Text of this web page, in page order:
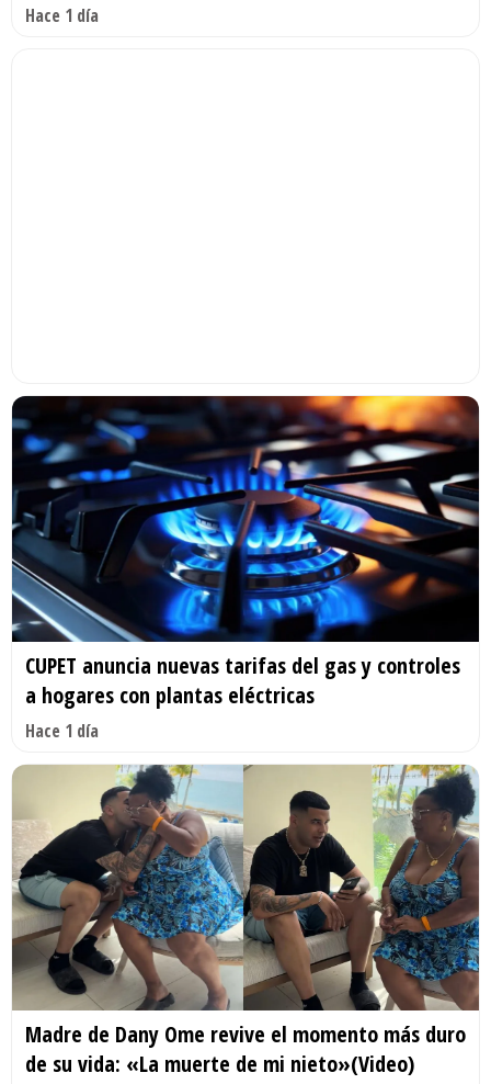
Hace 1 día
CUPET anuncia nuevas tarifas del gas y controles
a hogares con plantas eléctricas
Hace 1 día
Madre de Dany Ome revive el momento más duro
de su vida: «La muerte de mi nieto»(Video)